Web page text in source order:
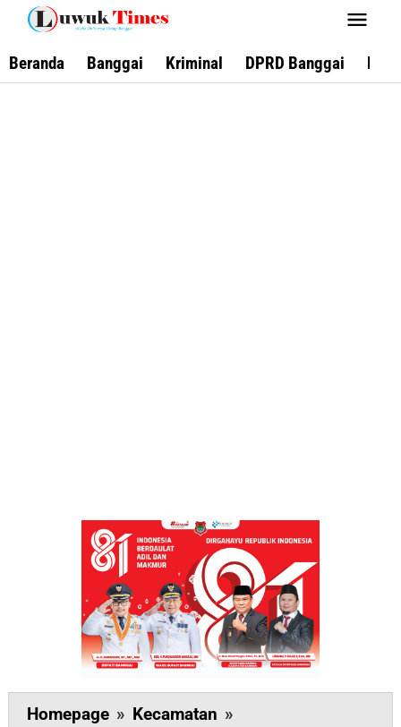
Lewati
konten
Beranda Banggai Kriminal DPRD Banggai
Homepage » Kecamatan »